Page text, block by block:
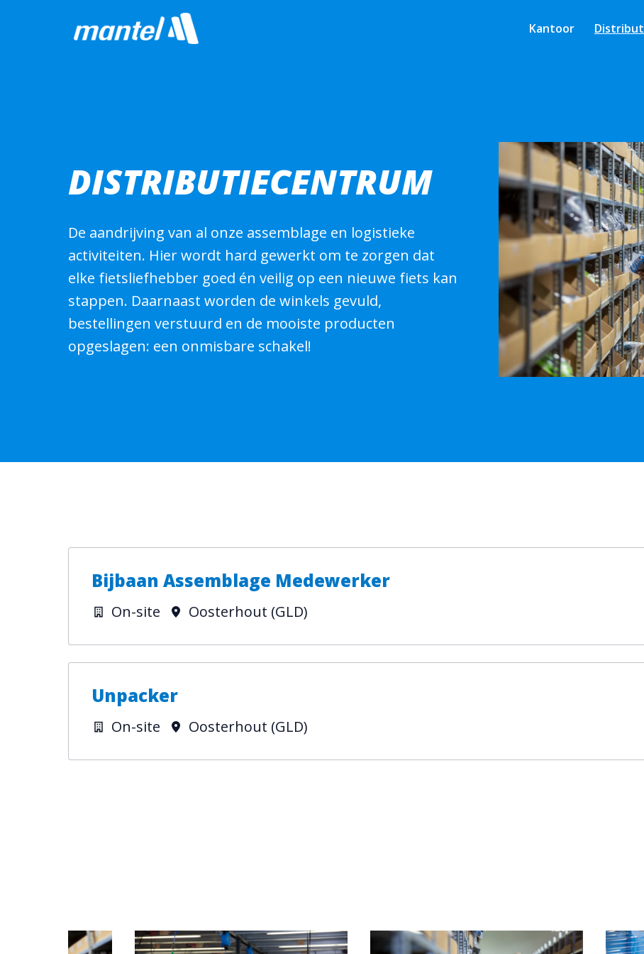
Homepage Kantoor
DISTRIBUTIECENTRUM
De aandrijving van al onze assemblage en logistieke
activiteiten. Hier wordt hard gewerkt om te zorgen dat
elke fietsliefhebber goed én veilig op een nieuwe fiets kan
stappen. Daarnaast worden de winkels gevuld,
bestellingen verstuurd en de mooiste producten
opgeslagen: een onmisbare schakel!
Bijbaan Assemblage Medewerker
On-site Oosterhout (GLD)
Unpacker
On-site Oosterhout (GLD)